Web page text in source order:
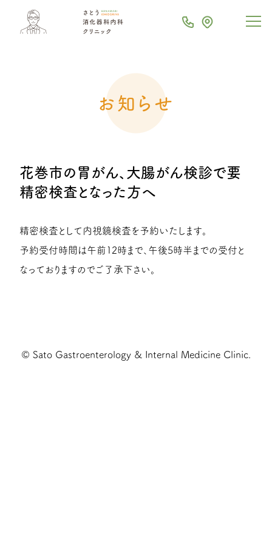
お知らせ
花巻市の胃がん、大腸がん検診で要
精密検査となった方へ
精密検査として内視鏡検査を予約いたします。
予約受付時間は午前12時まで、午後5時半までの受付と
なっておりますのでご了承下さい。
© Sato Gastroenterology & Internal Medicine Clinic.